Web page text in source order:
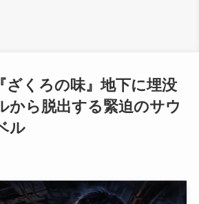
ざくろの味』地下に埋没
から脱出する緊迫のサウ
ル